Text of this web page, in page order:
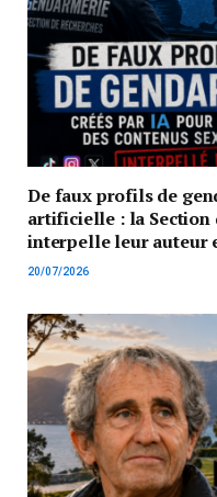
De faux profils de
artificielle : la Section
interpelle leur auteur
20/07/2026